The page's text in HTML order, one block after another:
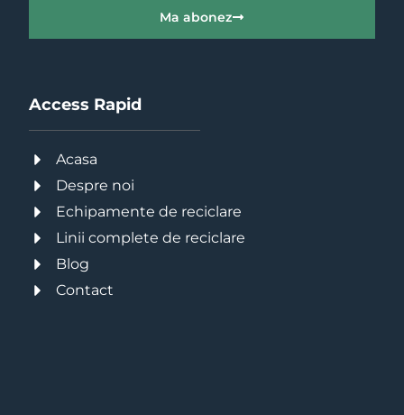
Access Rapid
Acasa
Despre noi
Echipamente de reciclare
Linii complete de reciclare
Blog
Contact
Ma abonez